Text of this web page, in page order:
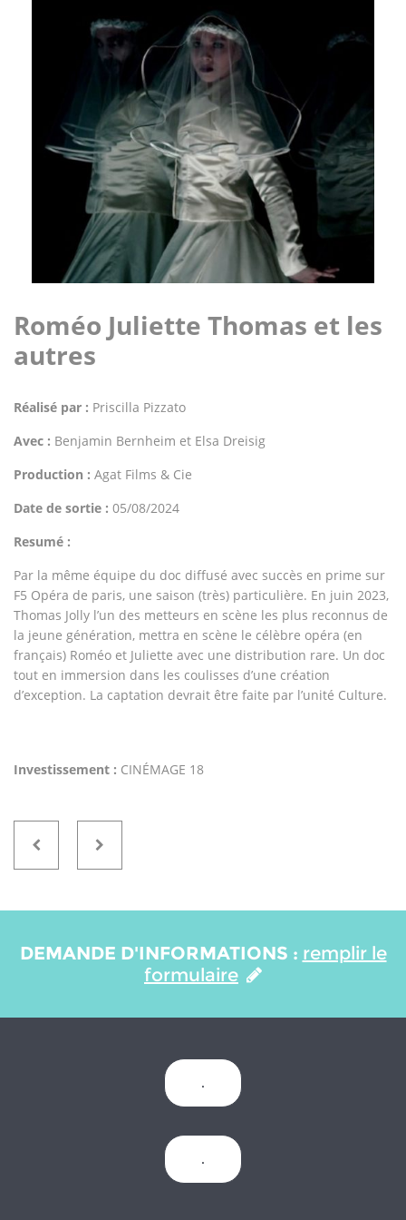
Roméo Juliette Thomas et les
autres
Réalisé par : Priscilla Pizzato
Avec : Benjamin Bernheim et Elsa Dreisig
Production : Agat Films & Cie
Date de sortie : 05/08/2024
Resumé :
Par la même équipe du doc diffusé avec succès en prime sur
F5 Opéra de paris, une saison (très) particulière. En juin 2023,
Thomas Jolly l’un des metteurs en scène les plus reconnus de
la jeune génération, mettra en scène le célèbre opéra (en
français) Roméo et Juliette avec une distribution rare. Un doc
tout en immersion dans les coulisses d’une création
d’exception. La captation devrait être faite par l’unité Culture.
Investissement : CINÉMAGE 18
DEMANDE D'INFORMATIONS : remplir le
formulaire
.
.